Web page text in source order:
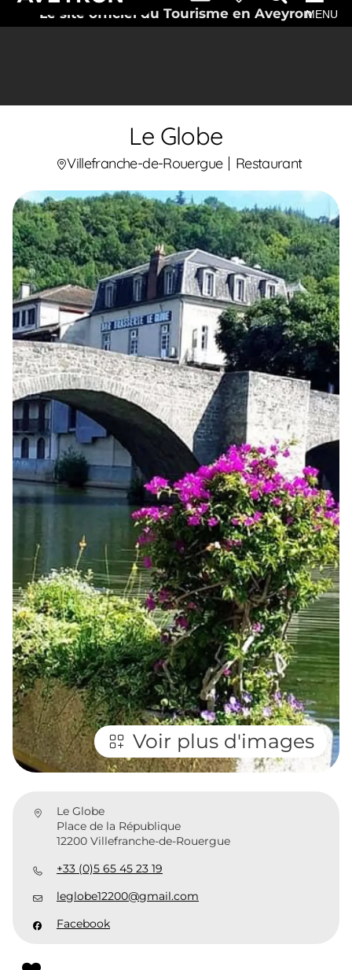
Le site officiel du Tourisme en AveyronMENU
Le Globe
Villefranche-de-Rouergue Restaurant
Voir plus d'images
Le Globe
Place de la République
12200 Villefranche-de-Rouergue
+33 (0)5 65 45 23 19
leglobe12200@gmail.com
Facebook